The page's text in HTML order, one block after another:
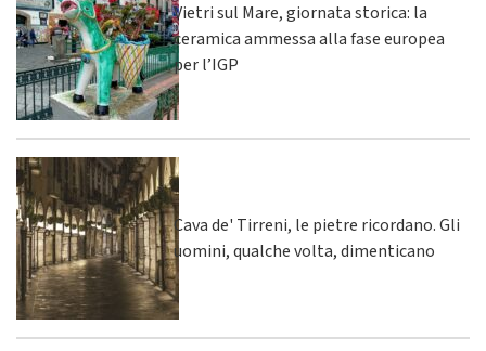
Vietri sul Mare, giornata storica: la
ceramica ammessa alla fase europea
per l’IGP
Cava de' Tirreni, le pietre ricordano. Gli
uomini, qualche volta, dimenticano